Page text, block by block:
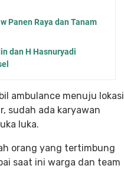
Panen Raya dan Tanam
dan H Hasnuryadi
ambulance menuju lokasi
sudah ada karyawan
luka.
orang yang tertimbung
saat ini warga dan team